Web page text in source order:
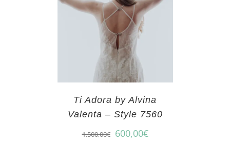
Ti Adora by Alvina
Valenta – Style 7560
1.500,00€ 600,00€